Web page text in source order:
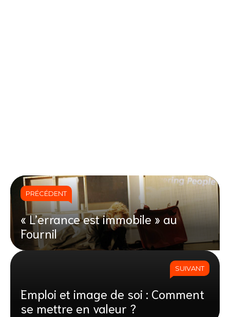
PRÉCÉDENT
« L’errance est immobile » au
Fournil
SUIVANT
Emploi et image de soi : Comment
se mettre en valeur ?